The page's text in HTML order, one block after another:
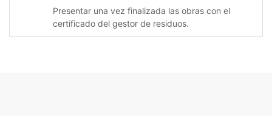
Presentar una vez finalizada las obras con el
certificado del gestor de residuos.